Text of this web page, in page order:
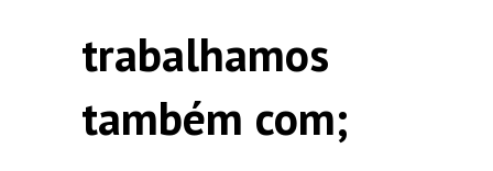
trabalhamos
também com;